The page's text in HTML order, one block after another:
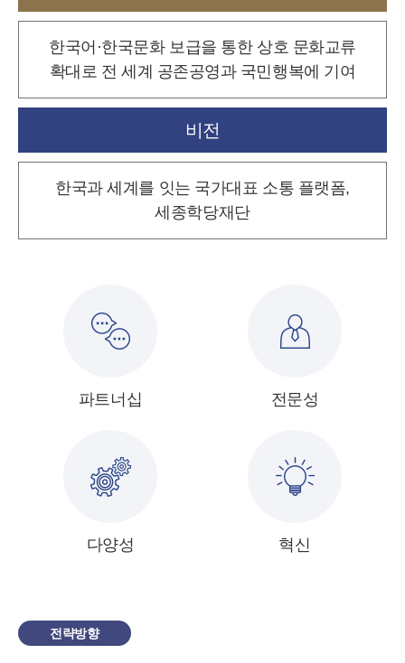
한국어·한국문화 보급을 통한 상호 문화교류
확대로 전 세계 공존공영과 국민행복에 기여
비전
한국과 세계를 잇는 국가대표 소통 플랫폼,
세종학당재단
파트너십 전문성
다양성 혁신
전략방향